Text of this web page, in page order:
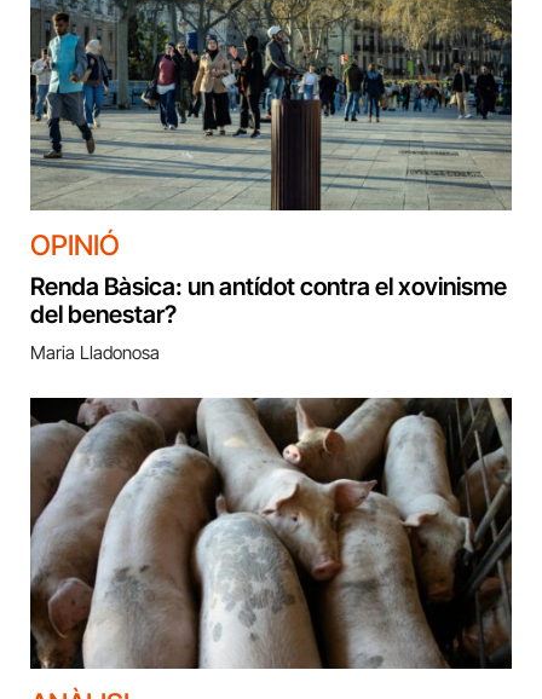
OPINIÓ
Renda Bàsica: un antídot contra el xovinisme
del benestar?
Maria Lladonosa